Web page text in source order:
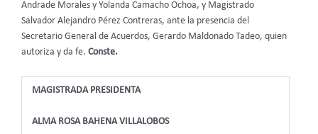
Andrade Morales y Yolanda Camacho Ochoa, y Magistrado
Salvador Alejandro Pérez Contreras, ante la presencia del
Secretario General de Acuerdos, Gerardo Maldonado Tadeo, quien
autoriza y da fe. Conste.
MAGISTRADA PRESIDENTA
ALMA ROSA BAHENA VILLALOBOS